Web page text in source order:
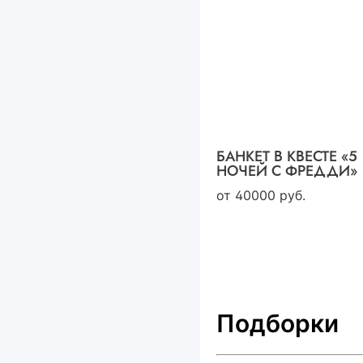
БАНКЕТ В КВЕСТЕ «5
НОЧЕЙ С ФРЕДДИ»
от 40000 руб.
Подборки